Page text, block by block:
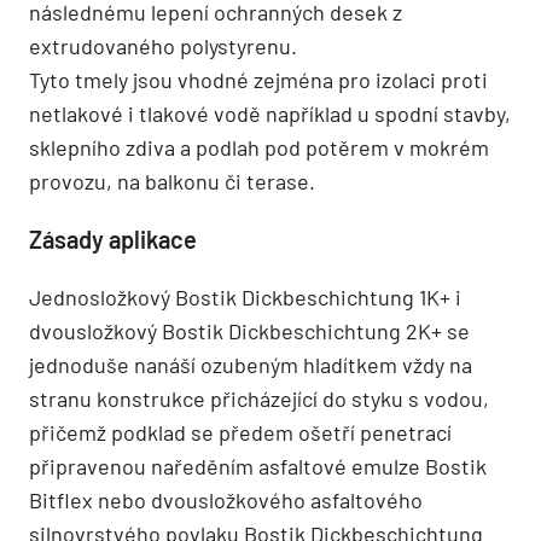
následnému lepení ochranných desek z
extrudovaného polystyrenu.
Tyto tmely jsou vhodné zejména pro izolaci proti
netlakové i tlakové vodě například u spodní stavby,
sklepního zdiva a podlah pod potěrem v mokrém
provozu, na balkonu či terase.
Zásady aplikace
Jednosložkový Bostik Dickbeschichtung 1K+ i
dvousložkový Bostik Dickbeschichtung 2K+ se
jednoduše nanáší ozubeným hladítkem vždy na
stranu konstrukce přicházející do styku s vodou,
přičemž podklad se předem ošetří penetrací
připravenou naředěním asfaltové emulze Bostik
Bitflex nebo dvousložkového asfaltového
silnovrstvého povlaku Bostik Dickbeschichtung